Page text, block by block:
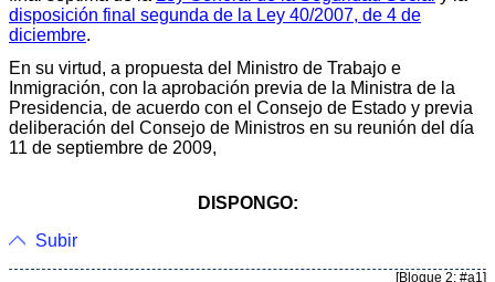
disposición final segunda de la Ley 40/2007, de 4 de
diciembre.
En su virtud, a propuesta del Ministro de Trabajo e
Inmigración, con la aprobación previa de la Ministra de la
Presidencia, de acuerdo con el Consejo de Estado y previa
deliberación del Consejo de Ministros en su reunión del día
11 de septiembre de 2009,
DISPONGO:
Subir
[Bloque 2: #a1]